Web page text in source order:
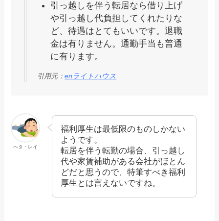
引っ越しを伴う転居なら借り上げ
や引っ越し代負担してくれたりな
ど、待遇はとてもいいです。退職
金は有りません。通勤手当も普通
に有ります。
引用元：enライトハウス
ヘタ・レイ
福利厚生は最低限のものしかない
ようです。
転居を伴う転勤の場合、引っ越し
代や家賃補助がある会社がほとん
どだと思うので、特筆すべき福利
厚生とは言えないですね。